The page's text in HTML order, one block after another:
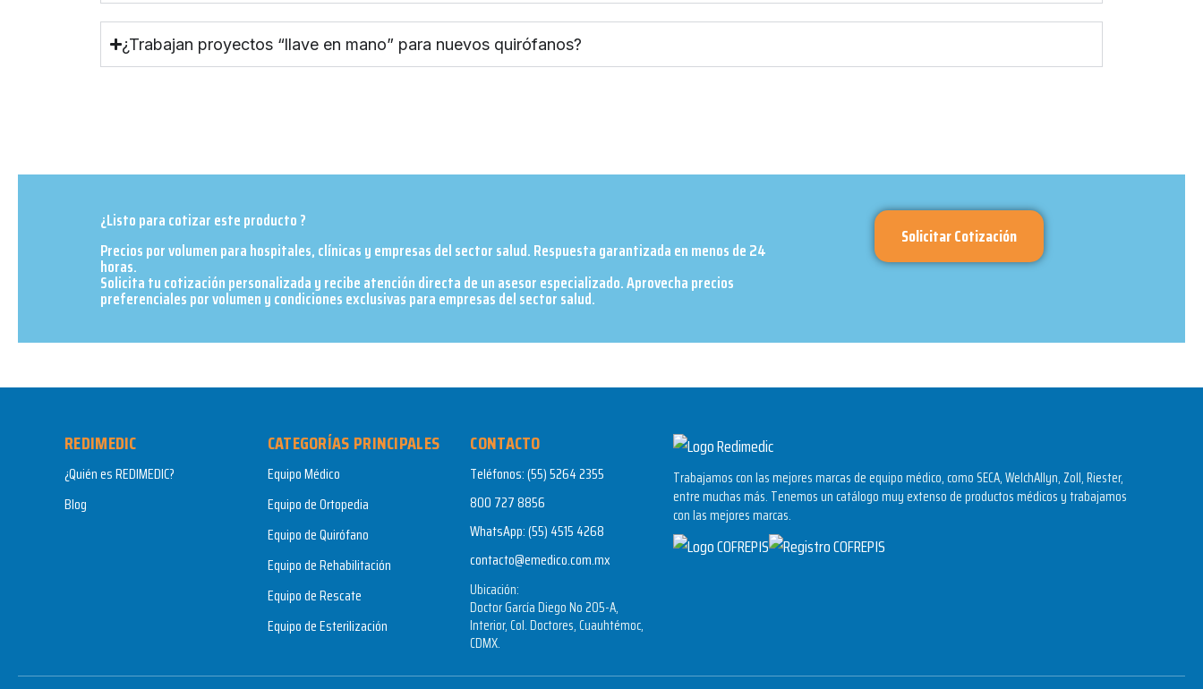
¿Trabajan proyectos “llave en mano” para nuevos quirófanos?
¿Listo para cotizar este producto ?
Precios por volumen para hospitales, clínicas y empresas del sector salud. Respuesta garantizada en menos de 24
horas.
Solicita tu cotización personalizada y recibe atención directa de un asesor especializado. Aprovecha precios
preferenciales por volumen y condiciones exclusivas para empresas del sector salud.​
Solicitar Cotización
REDIMEDIC
¿Quién es REDIMEDIC?
Blog
CATEGORÍAS PRINCIPALES
Equipo Médico
Equipo de Ortopedia
Equipo de Quirófano
Equipo de Rehabilitación
Equipo de Rescate
Equipo de Esterilización
CONTACTO
Teléfonos:(55) 5264 2355
800 727 8856
WhatsApp:(55) 4515 4268
contacto@emedico.com.mx
Ubicación:
Doctor García Diego No 205-A,
Interior, Col. Doctores, Cuauhtémoc,
CDMX.
Trabajamos con las mejores marcas de equipo médico, como SECA, WelchAllyn, Zoll, Riester,
entre muchas más. Tenemos un catálogo muy extenso de productos médicos y trabajamos
con las mejores marcas.